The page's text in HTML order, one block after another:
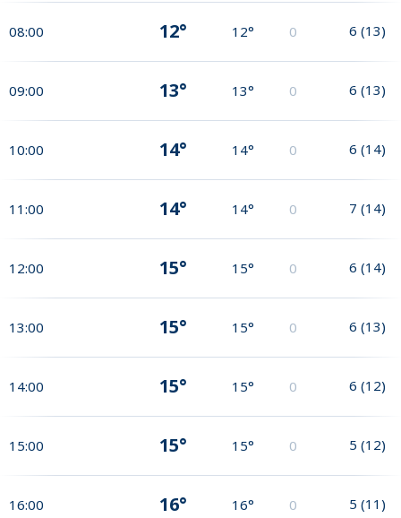
08:00 12° 12° 0 6 (13)
09:00 13° 13° 0 6 (13)
10:00 14° 14° 0 6 (14)
11:00 14° 14° 0 7 (14)
12:00 15° 15° 0 6 (14)
13:00 15° 15° 0 6 (13)
14:00 15° 15° 0 6 (12)
15:00 15° 15° 0 5 (12)
16:00 16° 16° 0 5 (11)